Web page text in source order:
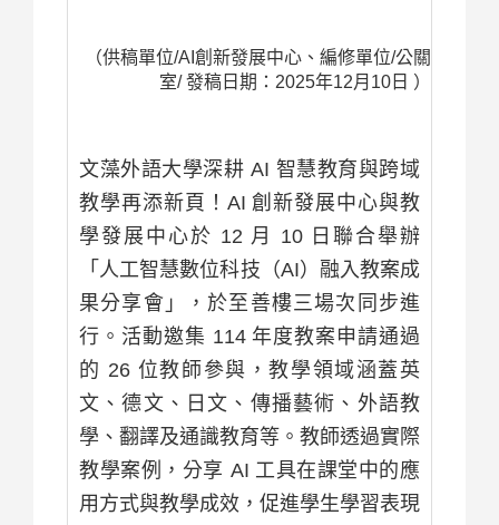
（供稿單位/AI創新發展中心、編修單位/公關
室/ 發稿日期：2025年12月10日 ）
文藻外語大學深耕 AI 智慧教育與跨域
教學再添新頁！AI 創新發展中心與教
學發展中心於 12 月 10 日聯合舉辦
「人工智慧數位科技（AI）融入教案成
果分享會」，於至善樓三場次同步進
行。活動邀集 114 年度教案申請通過
的 26 位教師參與，教學領域涵蓋英
文、德文、日文、傳播藝術、外語教
學、翻譯及通識教育等。教師透過實際
教學案例，分享 AI 工具在課堂中的應
用方式與教學成效，促進學生學習表現